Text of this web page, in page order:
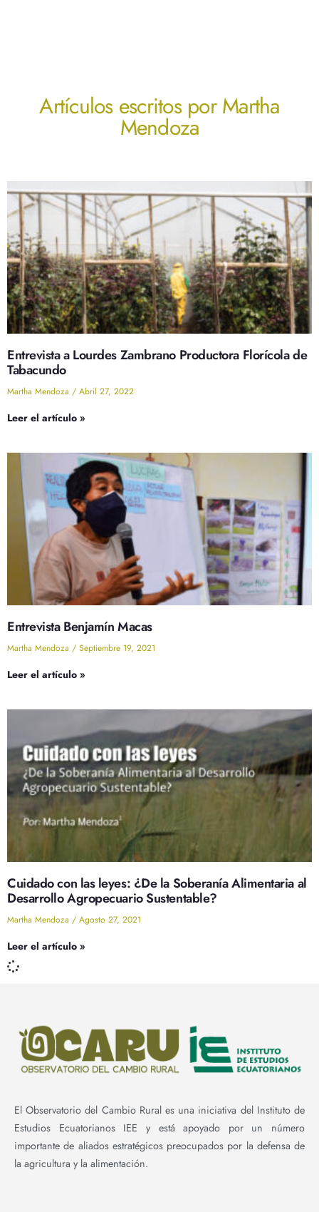
Artículos escritos porMartha
Mendoza
Entrevista a Lourdes Zambrano Productora Florícola de
Tabacundo
Martha Mendoza Abril 27, 2022
Leer el artículo »
Entrevista Benjamín Macas
Martha Mendoza Septiembre 19, 2021
Leer el artículo »
Cuidado con las leyes: ¿De la Soberanía Alimentaria al
Desarrollo Agropecuario Sustentable?
Martha Mendoza Agosto 27, 2021
Leer el artículo »
El Observatorio del Cambio Rural es una iniciativa del Instituto de
Estudios Ecuatorianos IEE y está apoyado por un número
importante de aliados estratégicos preocupados por la defensa de
la agricultura y la alimentación.